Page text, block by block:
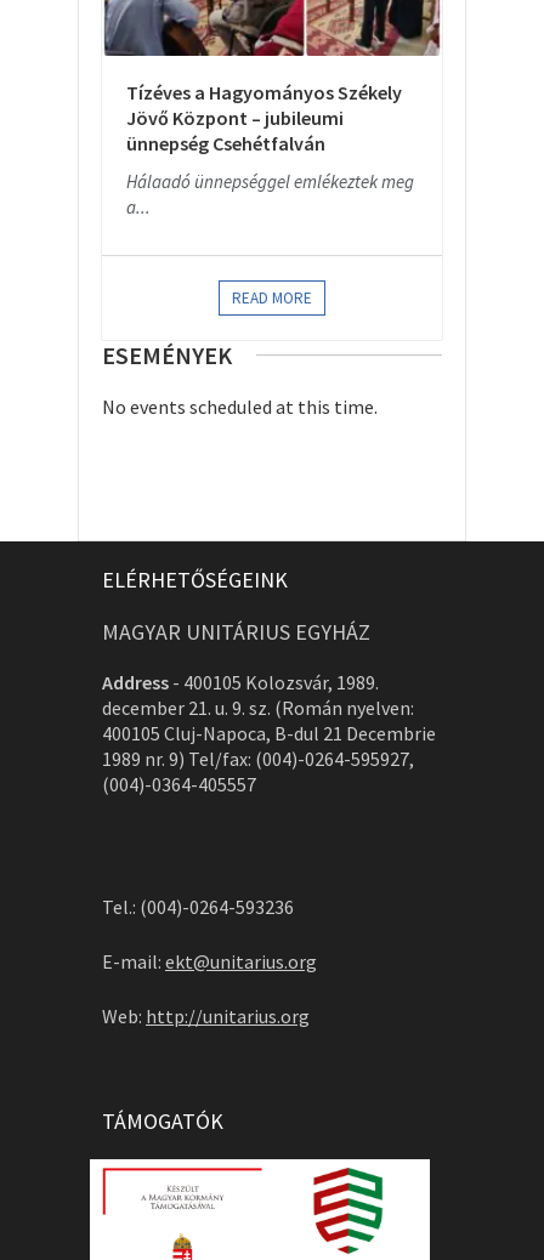
Tízéves a Hagyományos Székely
Jövő Központ – jubileumi
ünnepség Csehétfalván
Hálaadó ünnepséggel emlékeztek meg
a...
READ MORE
ESEMÉNYEK
No events scheduled at this time.
ELÉRHETŐSÉGEINK
MAGYAR UNITÁRIUS EGYHÁZ
Address - 400105 Kolozsvár, 1989.
december 21. u. 9. sz. (Román nyelven:
400105 Cluj-Napoca, B-dul 21 Decembrie
1989 nr. 9) Tel/fax: (004)-0264-595927,
(004)-0364-405557
Tel.: (004)-0264-593236
E-mail: ekt@unitarius.org
Web: http://unitarius.org
TÁMOGATÓK